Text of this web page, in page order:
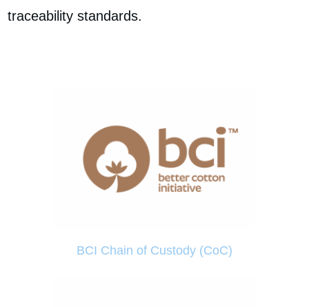
traceability standards.
BCI Chain of Custody (CoC)